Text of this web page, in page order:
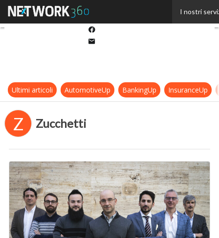
I nostri
Ultimi articoli AutomotiveUp BankingUp InsuranceUp
Z Zucchetti